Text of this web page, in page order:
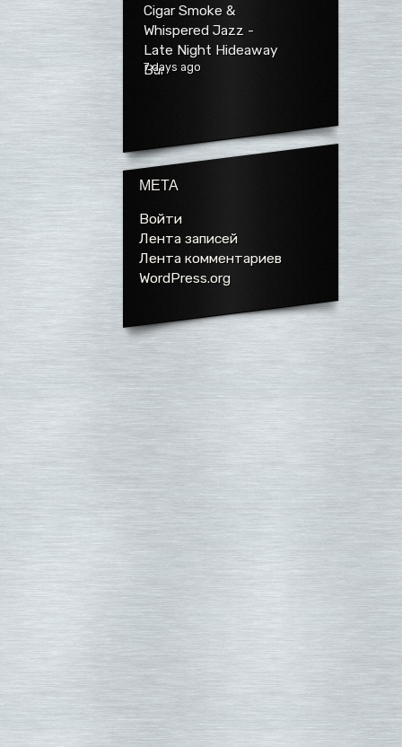
Cigar Smoke &
Whispered Jazz -
Late Night Hideaway
Bar
7 days ago
МЕТА
Войти
Лента записей
Лента комментариев
WordPress.org